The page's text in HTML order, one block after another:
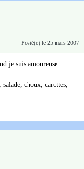
Posté(e) le 25 mars 2007
je suis amoureuse...
choux, carottes,